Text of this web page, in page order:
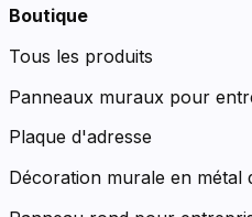
Boutique
Tous les produits
Panneaux muraux pour
Plaque d'adresse
Décoration murale en métal